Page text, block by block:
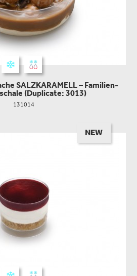
SALZKARAMELL – Familien-
(Duplicate: 3013)
131014
NEW